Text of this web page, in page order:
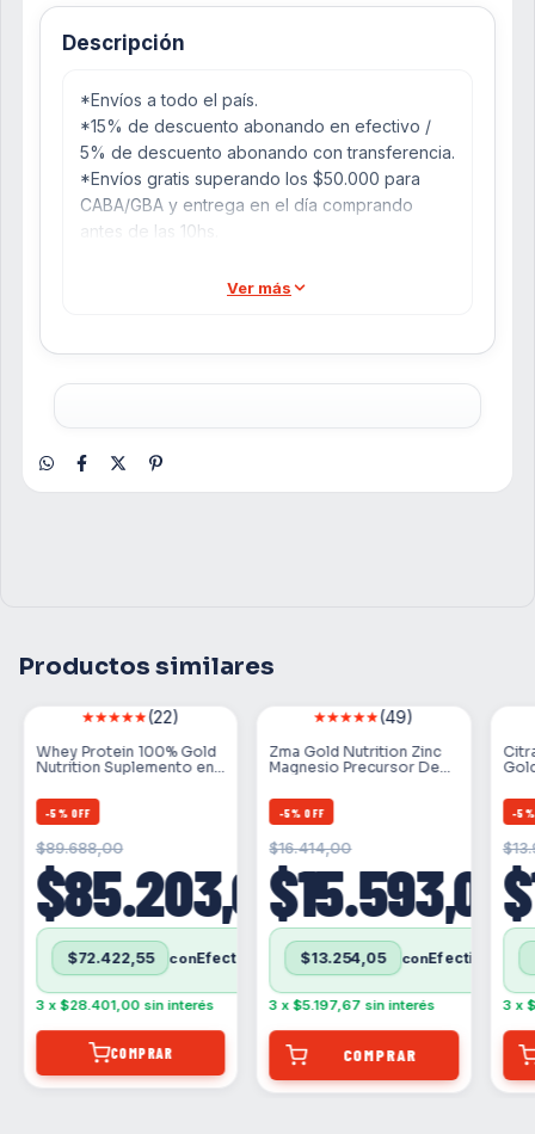
Descripción
*Envíos a todo el país.
*15% de descuento abonando en efectivo /
5% de descuento abonando con transferencia.
*Envíos gratis superando los $50.000 para
CABA/GBA y entrega en el día comprando
antes de las 10hs.
Ver más
Productos similares
(22)
Whey Protein 100% Gold
Nutrition Suplemento en
-5% OFF
$85.203,00
$89.688,00
$72.422,55 con
3 x $28.401,00 sin interés
COMPRAR
(49)
Zma Gold Nutrition Zinc
Magnesio Precursor De
-5% OFF
$15.593,00
$16.414,00
$13.254,05 con
3 x$5.197,67 sin interés
-5
3 x